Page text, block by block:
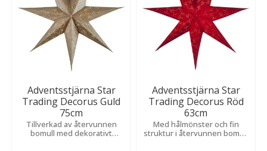
Adventsstjärna Star
Trading Decorus Guld
75cm
Tillverkad av återvunnen
bomull med dekorativt
Adventsstjärna Star
Trading Decorus Röd
63cm
Med hålmönster och fin
struktur i återvunnen bomull